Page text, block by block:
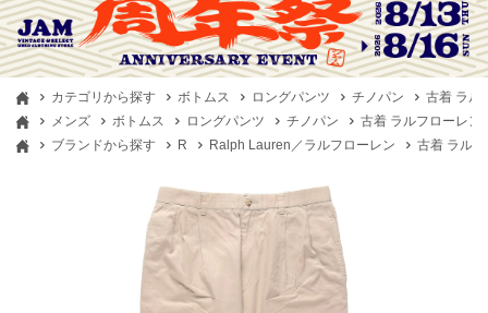
カテゴリから探す ボトムス ロングパンツ チノパン
古着 ラル
メンズ
ボトムス ロングパンツ チノパン
古着 ラルフローレン
ブランドから探す
R Ralph Lauren／ラルフローレン 古着 ラル